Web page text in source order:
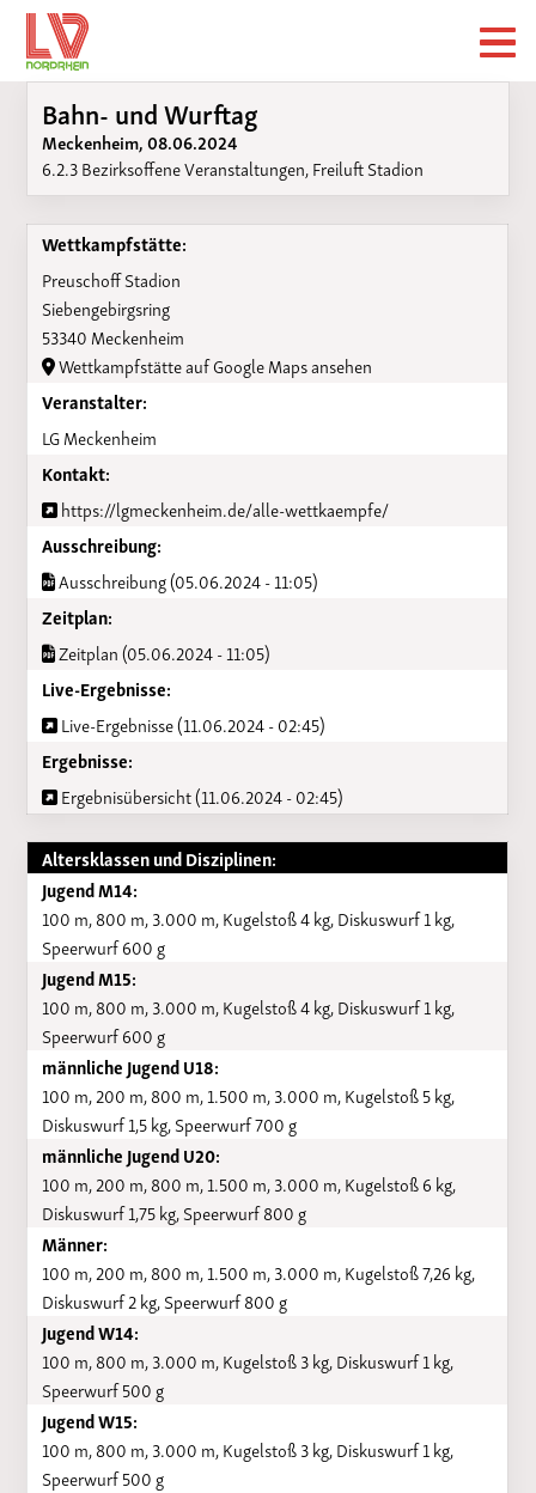
Bahn- und Wurftag
Meckenheim, 08.06.2024
6.2.3 Bezirksoffene Veranstaltungen, Freiluft Stadion
Wettkampfstätte:
Preuschoff Stadion
Siebengebirgsring
53340 Meckenheim
Wettkampfstätte auf Google Maps ansehen
Veranstalter:
LG Meckenheim
Kontakt:
https://lgmeckenheim.de/alle-wettkaempfe/
Ausschreibung:
Ausschreibung (05.06.2024 - 11:05)
Zeitplan:
Zeitplan (05.06.2024 - 11:05)
Live-Ergebnisse:
Live-Ergebnisse (11.06.2024 - 02:45)
Ergebnisse:
Ergebnisübersicht (11.06.2024 - 02:45)
Altersklassen und Disziplinen:
Jugend M14:
100 m, 800 m, 3.000 m, Kugelstoß 4 kg, Diskuswurf 1 kg,
Speerwurf 600 g
Jugend M15:
100 m, 800 m, 3.000 m, Kugelstoß 4 kg, Diskuswurf 1 kg,
Speerwurf 600 g
männliche Jugend U18:
100 m, 200 m, 800 m, 1.500 m, 3.000 m, Kugelstoß 5 kg,
Diskuswurf 1,5 kg, Speerwurf 700 g
männliche Jugend U20:
100 m, 200 m, 800 m, 1.500 m, 3.000 m, Kugelstoß 6 kg,
Diskuswurf 1,75 kg, Speerwurf 800 g
Männer:
100 m, 200 m, 800 m, 1.500 m, 3.000 m, Kugelstoß 7,26 kg,
Diskuswurf 2 kg, Speerwurf 800 g
Jugend W14:
100 m, 800 m, 3.000 m, Kugelstoß 3 kg, Diskuswurf 1 kg,
Speerwurf 500 g
Jugend W15:
100 m, 800 m, 3.000 m, Kugelstoß 3 kg, Diskuswurf 1 kg,
Speerwurf 500 g